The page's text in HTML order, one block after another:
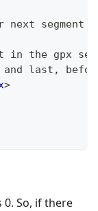
next segment
in the gpx
last,
>
0. So, if there